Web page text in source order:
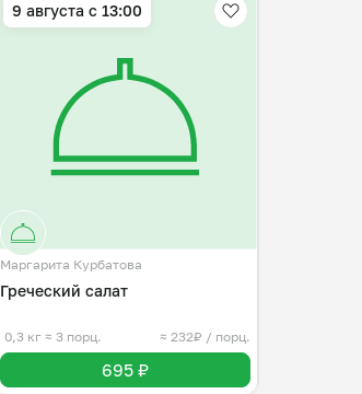
9 августа с 13:00
Маргарита Курбатова
Греческий салат
0,3 кг ≈ 3 порц. ≈ 232₽ / порц.
695 ₽